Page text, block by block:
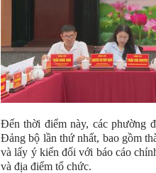
Đến thời điểm này, các phường
Đảng bộ lần thứ nhất, bao gồm
và lấy ý kiến đối với báo cáo
và địa điểm tổ chức.